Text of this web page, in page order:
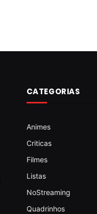
CATEGORIAS
Animes
Criticas
Filmes
Listas
NoStreaming
Quadrinhos